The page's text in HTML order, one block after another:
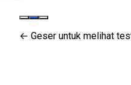
← Geser untuk melihat